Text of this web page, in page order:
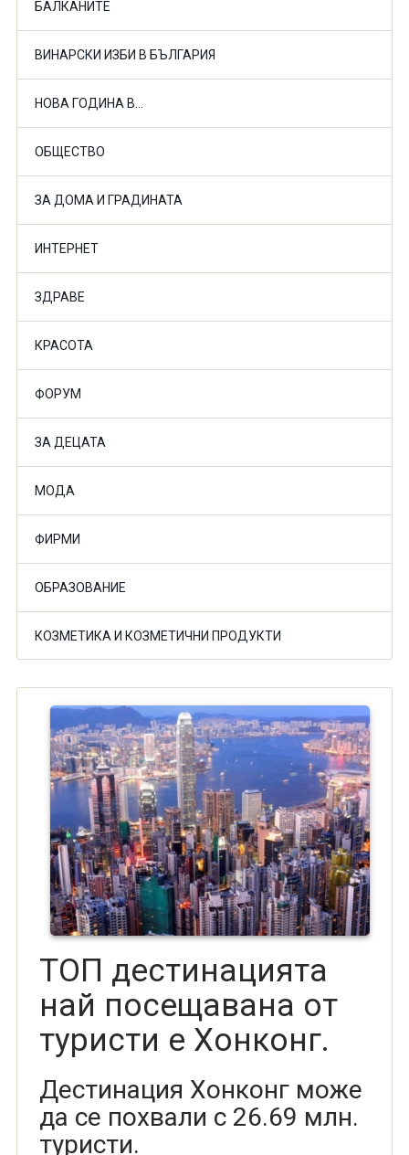
БАЛКАНИТЕ
ВИНАРСКИ ИЗБИ В БЪЛГАРИЯ
НОВА ГОДИНА В...
ОБЩЕСТВО
ЗА ДОМА И ГРАДИНАТА
ИНТЕРНЕТ
ЗДРАВЕ
КРАСОТА
ФОРУМ
ЗА ДЕЦАТА
МОДА
ФИРМИ
ОБРАЗОВАНИЕ
КОЗМЕТИКА И КОЗМЕТИЧНИ ПРОДУКТИ
ТОП дестинацията
най посещавана от
туристи е Хонконг.
Дестинация Хонконг може
да се похвали с 26.69 млн.
туристи.